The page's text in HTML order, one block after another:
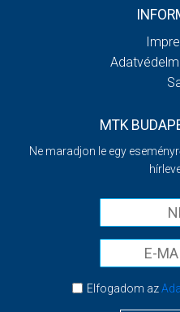
MTK
Ne maradjon le egy
Elfogadom az